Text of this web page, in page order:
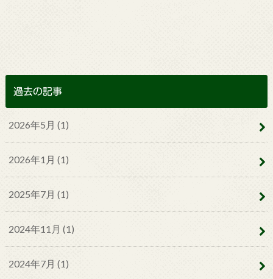
過去の記事
2026年5月 (1)
2026年1月 (1)
2025年7月 (1)
2024年11月 (1)
2024年7月 (1)